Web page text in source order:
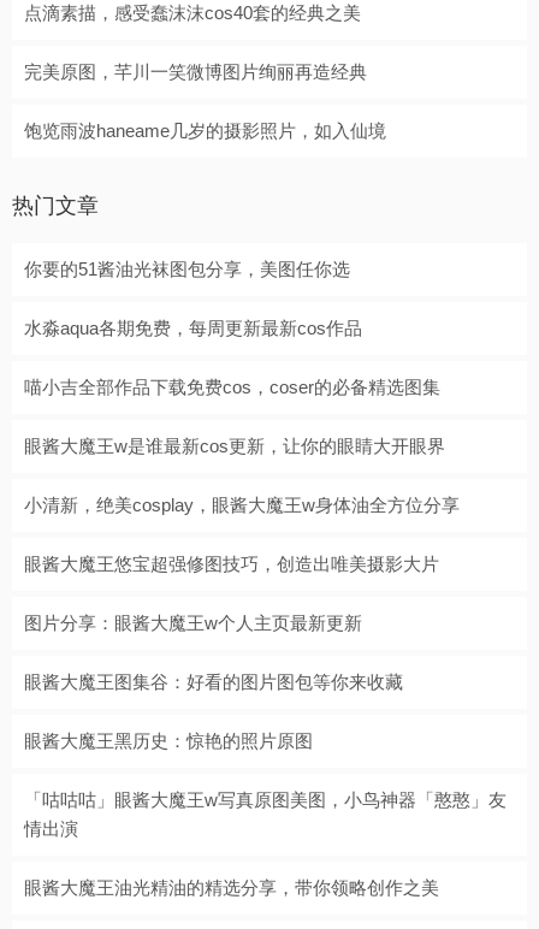
点滴素描，感受蠢沫沫cos40套的经典之美
完美原图，芊川一笑微博图片绚丽再造经典
饱览雨波haneame几岁的摄影照片，如入仙境
热门文章
你要的51酱油光袜图包分享，美图任你选
水淼aqua各期免费，每周更新最新cos作品
喵小吉全部作品下载免费cos，coser的必备精选图集
眼酱大魔王w是谁最新cos更新，让你的眼睛大开眼界
小清新，绝美cosplay，眼酱大魔王w身体油全方位分享
眼酱大魔王悠宝超强修图技巧，创造出唯美摄影大片
图片分享：眼酱大魔王w个人主页最新更新
眼酱大魔王图集谷：好看的图片图包等你来收藏
眼酱大魔王黑历史：惊艳的照片原图
「咕咕咕」眼酱大魔王w写真原图美图，小鸟神器「憨憨」友
情出演
眼酱大魔王油光精油的精选分享，带你领略创作之美